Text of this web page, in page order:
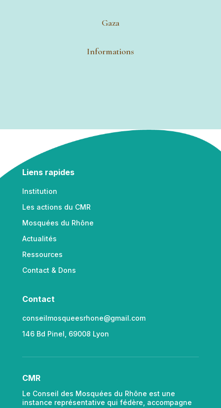
Gaza
Informations
Liens rapides
Institution
Les actions du CMR
Mosquées du Rhône
Actualités
Ressources
Contact & Dons
Contact
conseilmosqueesrhone@gmail.com
146 Bd Pinel, 69008 Lyon
CMR
Le Conseil des Mosquées du Rhône est une
instance représentative qui fédère, accompagne